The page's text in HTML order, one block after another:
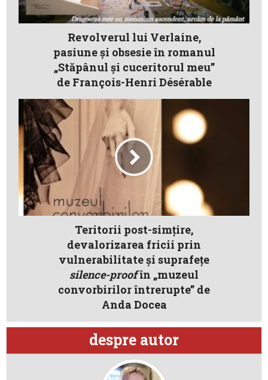
Revolverul lui Verlaine,
pasiune și obsesie în romanul
„Stăpânul și cuceritorul meu”
de François-Henri Désérable
Teritorii post-simțire,
devalorizarea fricii prin
vulnerabilitate și suprafețe
silence-proofîn „muzeul
convorbirilor întrerupte” de
Anda Docea
despre autor